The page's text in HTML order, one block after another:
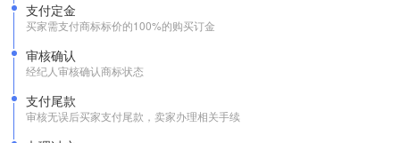
支付定金
买家需支付商标标价的100%的购买订金
审核确认
经纪人审核确认商标状态
支付尾款
审核无误后买家支付尾款，卖家办理相关手续